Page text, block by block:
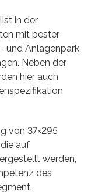
in der
mit bester
und Anlagenpark
Neben der
hier auch
von 37×295
auf
werden,
des